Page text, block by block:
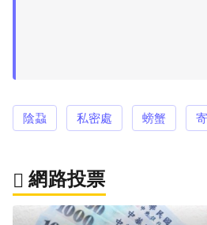
陰蝨 私密處 螃蟹
網路投票